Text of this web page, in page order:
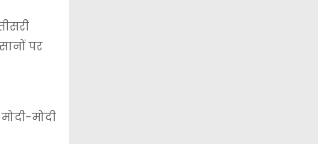
पर
मोदी